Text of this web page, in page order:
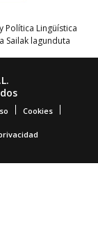
Política Lingüística
Sailak lagunduta
Cookies